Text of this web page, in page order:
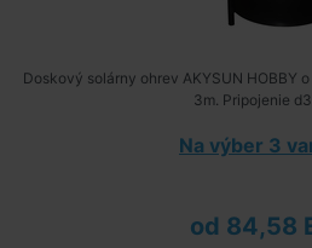
Doskový solárny ohrev AKYSUN HOBBY
3m. Pripojenie
Na výber 3
od 84,58